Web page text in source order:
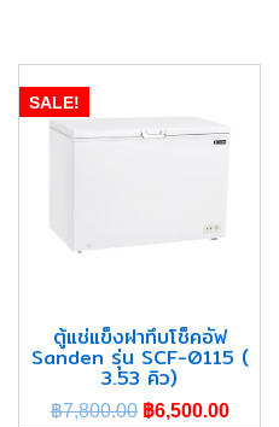
SALE!
ตู้แช่แข็งฝาทึบโช็คอัฟ
Sanden รุ่น SCF-0115 (
3.53 คิว)
฿7,800.00 ฿6,500.00